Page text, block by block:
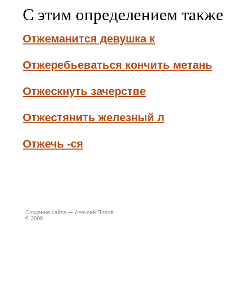
С этим определением
Отжеманится девушка к
Отжеребьеваться кончить метань
Отжескнуть зачерстве
Отжестянить железный л
Отжечь -ся
Создание сайта — Алексей Попов
© 2009